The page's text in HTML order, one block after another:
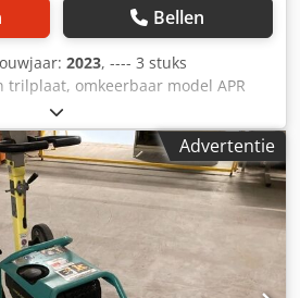
Bellen
2023, ---- 3 stuks
trilplaat, omkeerbaar model APR
Bouwjaar: 2023 Ammann
APR 40/60 Artikelnummer:
Specificaties: Motor: Hatz /
284 kg Cedozkzzbjpfx Ai Tsha
mm
Advertentie